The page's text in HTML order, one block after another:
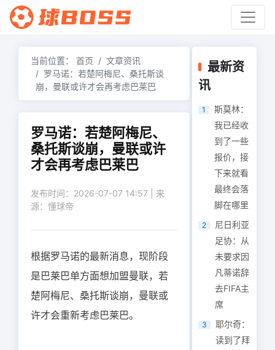
当前位置： 首页
文章资讯
罗马诺：若楚阿梅尼、桑托斯谈
崩，曼联或许才会再考虑巴莱巴
罗马诺：若楚阿梅尼、
桑托斯谈崩，曼联或许
才会再考虑巴莱巴
发布时间：2026-07-07 14:57 | 来
源：懂球帝
根据罗马诺的最新消息，现阶段
是巴莱巴单方面想加盟曼联，若
楚阿梅尼、桑托斯谈崩，曼联或
许才会重新考虑巴莱巴。
最新资
讯
1
斯莫林：
我已经收
到了一些
报价，接
下来就看
最终会落
脚在哪里
2
尼日利亚
足协：从
未要求因
凡蒂诺辞
去FIFA主
席
3
耶尔奇：
读到了拜